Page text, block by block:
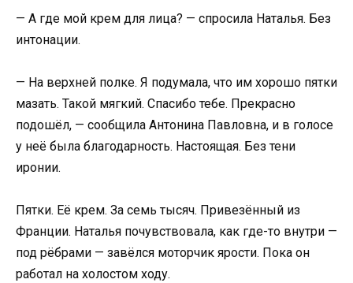
— А где мой крем для лица? — спросила Наталья. Без
интонации.
— На верхней полке. Я подумала, что им хорошо пятки
мазать. Такой мягкий. Спасибо тебе. Прекрасно
подошёл, — сообщила Антонина Павловна, и в голосе
у неё была благодарность. Настоящая. Без тени
иронии.
Пятки. Её крем. За семь тысяч. Привезённый из
Франции. Наталья почувствовала, как где-то внутри —
под рёбрами — завёлся моторчик ярости. Пока он
работал на холостом ходу.